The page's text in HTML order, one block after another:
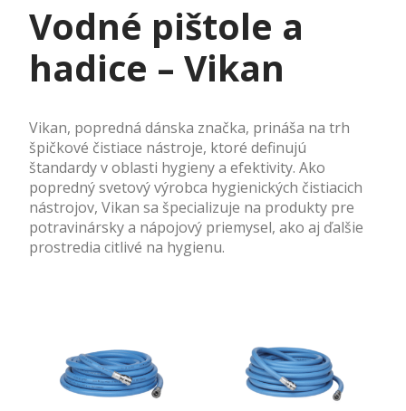
Vodné pištole a
hadice – Vikan
Vikan, popredná dánska značka, prináša na trh
špičkové čistiace nástroje, ktoré definujú
štandardy v oblasti hygieny a efektivity. Ako
popredný svetový výrobca hygienických čistiacich
nástrojov, Vikan sa špecializuje na produkty pre
potravinársky a nápojový priemysel, ako aj ďalšie
prostredia citlivé na hygienu.